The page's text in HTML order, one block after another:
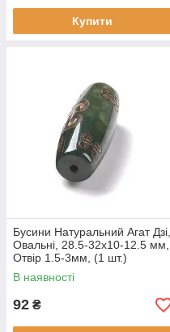
Купити
Бусини Натуральний Агат Дзі,
Овальні, 28.5-32x10-12.5 мм,
Отвір 1.5-3мм, (1 шт.)
В наявності
92 ₴